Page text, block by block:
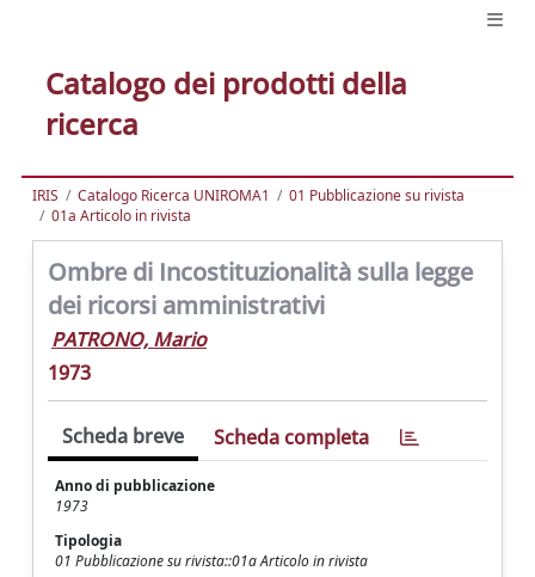
Catalogo dei prodotti della
ricerca
IRIS Catalogo Ricerca UNIROMA1
01 Pubblicazione su rivista
01a Articolo in rivista
Ombre di Incostituzionalità sulla legge
dei ricorsi amministrativi
PATRONO, Mario
1973
Scheda breve Scheda completa
Anno di pubblicazione
1973
Tipologia
01 Pubblicazione su rivista::01a Articolo in rivista